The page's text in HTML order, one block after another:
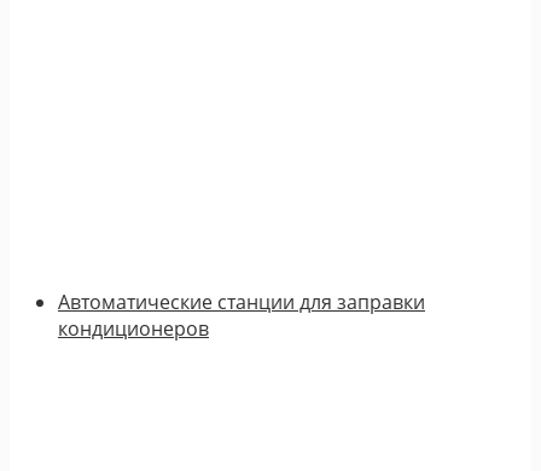
Автоматические станции для заправки
кондиционеров